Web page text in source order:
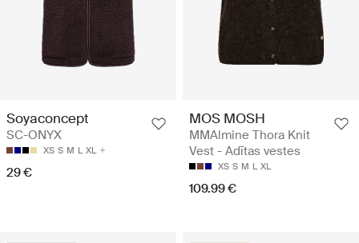
Soyaconcept
SC-ONYX
XS S M L XL
29 €
MOS MOSH
MMAlmine Thora Knit
Vest - Adītas vestes
XS S M L XL
109.99 €